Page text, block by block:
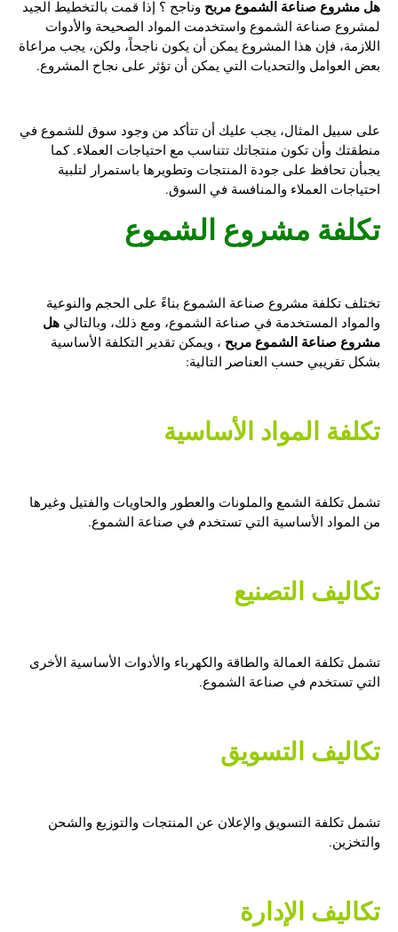
هل مشروع صناعة الشموع مربح وناجح ؟ إذا قمت بالتخطيط الجيد
لمشروع صناعة الشموع واستخدمت المواد الصحيحة والأدوات
اللازمة، فإن هذا المشروع يمكن أن يكون ناجحاً، ولكن، يجب مراعاة
بعض العوامل والتحديات التي يمكن أن تؤثر على نجاح المشروع.
على سبيل المثال، يجب عليك أن تتأكد من وجود سوق للشموع في
منطقتك وأن تكون منتجاتك تتناسب مع احتياجات العملاء. كما
يجبأن تحافظ على جودة المنتجات وتطويرها باستمرار لتلبية
احتياجات العملاء والمنافسة في السوق.
تكلفة مشروع الشموع
تختلف تكلفة مشروع صناعة الشموع بناءً على الحجم والنوعية
والمواد المستخدمة في صناعة الشموع، ومع ذلك، وبالتالي هل
مشروع صناعة الشموع مربح ، ويمكن تقدير التكلفة الأساسية
بشكل تقريبي حسب العناصر التالية:
تكلفة المواد الأساسية
تشمل تكلفة الشمع والملونات والعطور والحاويات والفتيل وغيرها
من المواد الأساسية التي تستخدم في صناعة الشموع.
تكاليف التصنيع
تشمل تكلفة العمالة والطاقة والكهرباء والأدوات الأساسية الأخرى
التي تستخدم في صناعة الشموع.
تكاليف التسويق
تشمل تكلفة التسويق والإعلان عن المنتجات والتوزيع والشحن
والتخزين.
تكاليف الإدارة